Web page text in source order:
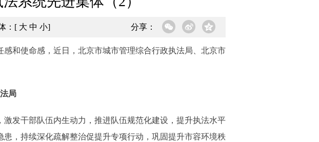
：[ 大 中 小] 分享：
和使命感，近日，北京市城市管理综合行政执法局、北京市
局
发干部队伍内生动力，推进队伍规范化建设，提升执法水平
，持续深化疏解整治促提升专项行动，巩固提升市容环境秩